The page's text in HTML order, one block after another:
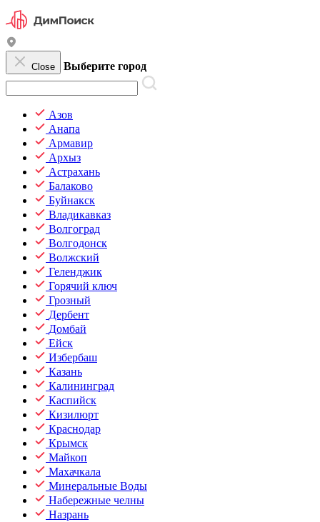
Close Выберите город
Азов
Анапа
Армавир
Архыз
Астрахань
Балаково
Буйнакск
Владикавказ
Волгоград
Волгодонск
Волжский
Геленджик
Горячий ключ
Грозный
Дербент
Домбай
Ейск
Избербаш
Казань
Калининград
Каспийск
Кизилюрт
Краснодар
Крымск
Майкоп
Махачкала
Минеральные Воды
Набережные челны
Назрань